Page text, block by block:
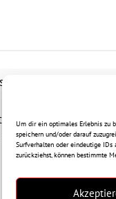
Um dir ein optimales Erlebnis zu
speichern und/oder darauf
Surfverhalten oder eindeutige
zurückziehst, können bestimmte
unterliegen dem
vorherigen